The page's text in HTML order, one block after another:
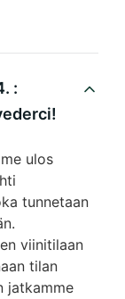
:
ulos
tunnetaan
viinitilaan
tilan
jatkamme